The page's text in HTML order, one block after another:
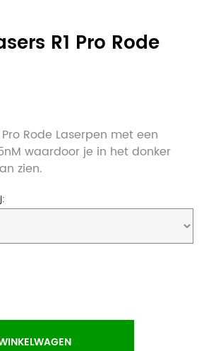
R1 Pro Rode
Rode Laserpen met een
waardoor je in het donker
zien.